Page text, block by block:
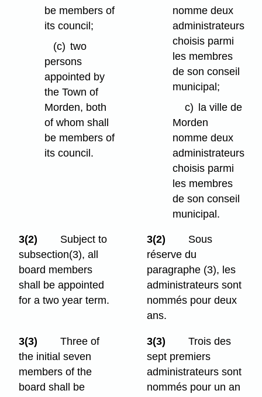
be members of
its council;
(c) two
persons
appointed by
the Town of
Morden, both
of whom shall
be members of
its council.
nomme deux
administrateurs
choisis parmi
les membres
de son conseil
municipal;
c) la ville de
Morden
nomme deux
administrateurs
choisis parmi
les membres
de son conseil
municipal.
3(2)
Subject to
subsection(3), all
board members
shall be appointed
for a two year term.
3(2)
Sous
réserve du
paragraphe (3), les
administrateurs sont
nommés pour deux
ans.
3(3)
Three of
the initial seven
members of the
board shall be
3(3)
Trois des
sept premiers
administrateurs sont
nommés pour un an